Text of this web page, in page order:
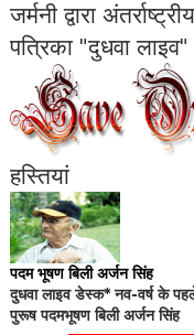
जर्मनी द्वारा
पत्रिका "दुधवा लाइव"
हस्तियां
पदम भूषण बिली अर्जन सिंह
दुधवा लाइव डेस्क* नव-वर्ष के
पुरूष पदमभूषण बिली अर्जन सिंह